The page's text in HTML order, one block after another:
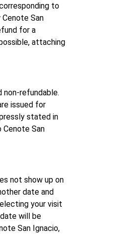
to
San
for a
attaching
non-refundable.
issued for
stated in
San
not show up on
date and
your visit
will be
San Ignacio,